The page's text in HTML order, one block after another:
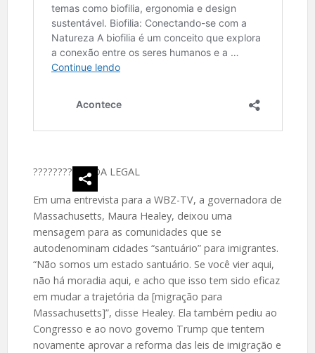
????????‍ VIDA LEGAL
Em uma entrevista para a WBZ-TV, a governadora de
Massachusetts, Maura Healey, deixou uma
mensagem para as comunidades que se
autodenominam cidades “santuário” para imigrantes.
“Não somos um estado santuário. Se você vier aqui,
não há moradia aqui, e acho que isso tem sido eficaz
em mudar a trajetória da [migração para
Massachusetts]”, disse Healey. Ela também pediu ao
Congresso e ao novo governo Trump que tentem
novamente aprovar a reforma das leis de imigração e